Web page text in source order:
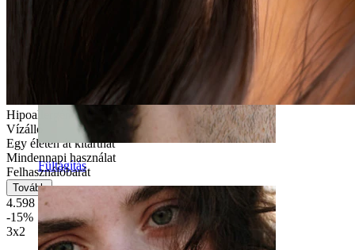
Fültágítás
Hipoallergén
Vízálló
Egy életen át kitarthat
Mindennapi használat
Felhasználóbarát
Tovább
4.598 Ft
-15%
3x2